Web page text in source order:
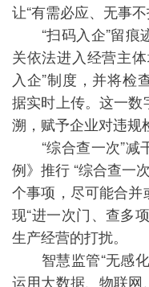
让“有需必应、无事不
“扫码入企”留痕
关依法进入经营主
入企”制度，并将检
据实时上传。这一
溯，赋予企业对违规
“综合查一次”减
例》推行 “综合查一
个事项，尽可能合
现“进一次门、查多
生产经营的打扰。
智慧监管“无感化
运用大数据、物联